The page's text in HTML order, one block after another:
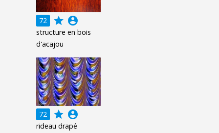
72 grade account_circle
structure en bois
d'acajou
72 grade account_circle
rideau drapé